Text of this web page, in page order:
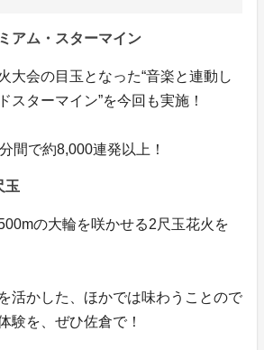
アム・スターマイン
大会の目玉となった“音楽と連動し
スターマイン”を今回も実施！
間で約8,000連発以上！
玉
の大輪を咲かせる2尺玉花火を
活かした、ほかでは味わうことので
験を、ぜひ佐倉で！